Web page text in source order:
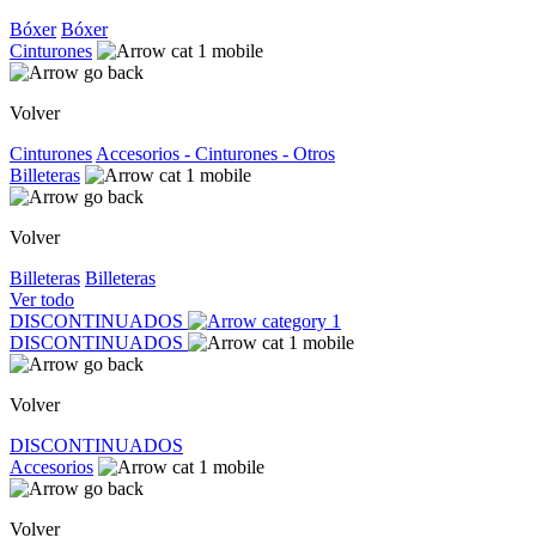
Bóxer Bóxer
Cinturones
Volver
Cinturones Accesorios - Cinturones - Otros
Billeteras
Volver
Billeteras Billeteras
Ver todo
DISCONTINUADOS
DISCONTINUADOS
Volver
DISCONTINUADOS
Accesorios
Volver